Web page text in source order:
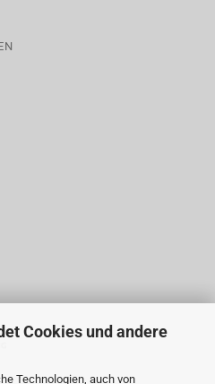
Cookies und andere
Technologien, auch von